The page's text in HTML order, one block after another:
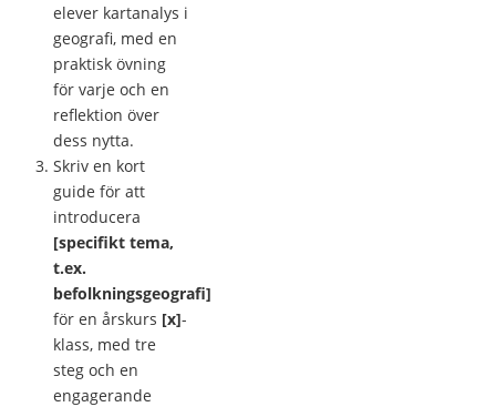
elever kartanalys i
geografi, med en
praktisk övning
för varje och en
reflektion över
dess nytta.
Skriv en kort
guide för att
introducera
[specifikt tema,
t.ex.
befolkningsgeografi]
för en årskurs [x]-
klass, med tre
steg och en
engagerande